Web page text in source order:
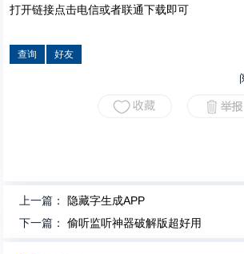
打开链接点击电信或者联通下载即可
查询 好友
上一篇： 隐藏字生成APP
下一篇：偷听监听神器破解版超好用